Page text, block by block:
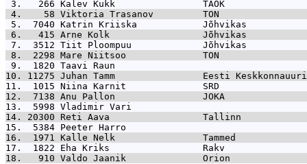
3.   266 Kalev Kukk                TAOK
4.    58 Viktoria Trasanov         TON
5.  7040 Katrin Kriiska            Jõhvikas
6.   415 Arne Kolk                 Jõhvikas
7.  3512 Tiit Ploompuu             Jõhvikas
8.  2298 Mare Niitsoo              TON
9.  1820 Taavi Raun
10. 11275 Juhan Tamm                Eesti
11.  1015 Niina Karnit              SRD
12.  7138 Anu Pallon                JOKA
13.  5998 Vladimir Vari
14. 20300 Reti Aava                 Tallinn
15.  5384 Peeter Harro
16.  1971 Kalle Nelk                Tammed
17.  1822 Eha Kriks                 Rakv
18.   910 Valdo Jaanik              Orion